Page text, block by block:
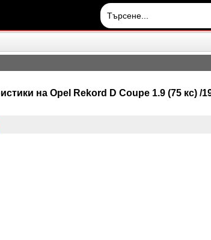
на Opel Rekord D Coupe 1.9 (75 кс) /